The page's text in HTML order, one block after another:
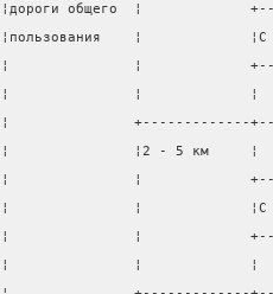
¦дороги общего  ¦
¦пользования    ¦             ¦С
¦               ¦
¦               ¦             ¦  С
¦               +-------------
¦               ¦2 - 5 км     ¦  А
¦               ¦
¦               ¦             ¦С с
¦               ¦
¦               ¦             ¦  С